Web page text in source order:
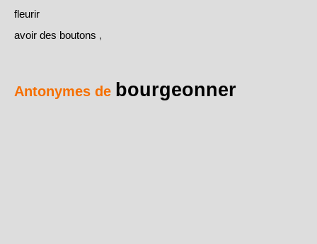
fleurir
avoir des boutons ,
Antonymes de bourgeonner